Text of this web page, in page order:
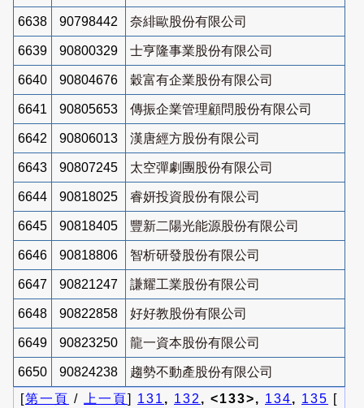
6638 90798442 奈緋歐股份有限公司
6639 90800329 士亨隆事業股份有限公司
6640 90804676 穀富有企業股份有限公司
6641 90805653 傳振企業管理顧問股份有限公司
6642 90806013 漢唐經方股份有限公司
6643 90807245 太空彈劇團股份有限公司
6644 90818025 睿妍投資股份有限公司
6645 90818405 豐新二陽光能源股份有限公司
6646 90818806 智析研發股份有限公司
6647 90821247 謙耀工業股份有限公司
6648 90822858 好好教股份有限公司
6649 90823250 龍一資本股份有限公司
6650 90824238
趨勢不動產股份有限公司
[第一頁 / 上一頁] 131 , 132 , <133>, 134, 135 [